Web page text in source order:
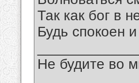
Так как бог в
Будь спокоен
Не будите во